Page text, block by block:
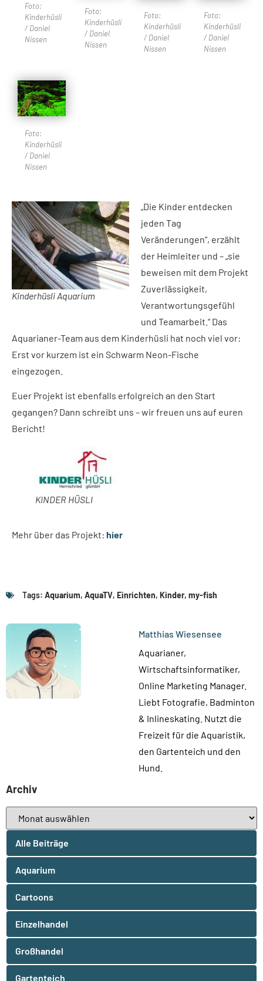
Foto:
Kinderhüsli
/ Daniel
Nissen
Foto:
Kinderhüsli
/ Daniel
Nissen
Foto:
Kinderhüsli
/ Daniel
Nissen
Foto:
Kinderhüsli
/ Daniel
Nissen
Foto:
Kinderhüsli
/ Daniel
Nissen
Kinderhüsli Aquarium
„Die Kinder entdecken
jeden Tag
Veränderungen“, erzählt
der Heimleiter und – „sie
beweisen mit dem Projekt
Zuverlässigkeit,
Verantwortungsgefühl
und Teamarbeit.“ Das
Aquarianer-Team aus dem Kinderhüsli hat noch viel vor:
Erst vor kurzem ist ein Schwarm Neon-Fische
eingezogen.
Euer Projekt ist ebenfalls erfolgreich an den Start
gegangen? Dann schreibt uns – wir freuen uns auf euren
Bericht!
KINDER HÜSLI
Mehr über das Projekt: hier
Tags: Aquarium, AquaTV, Einrichten, Kinder, my-fish
Matthias Wiesensee
Aquarianer,
Wirtschaftsinformatiker,
Online Marketing Manager.
Liebt Fotografie, Badminton
& Inlineskating. Nutzt die
Freizeit für die Aquaristik,
den Gartenteich und den
Hund.
Archiv
Alle Beiträge
Aquarium
Cartoons
Einzelhandel
Großhandel
Gartenteich